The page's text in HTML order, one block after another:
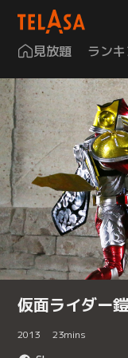
見放題 ラン
仮面ライダー
2013 23mins